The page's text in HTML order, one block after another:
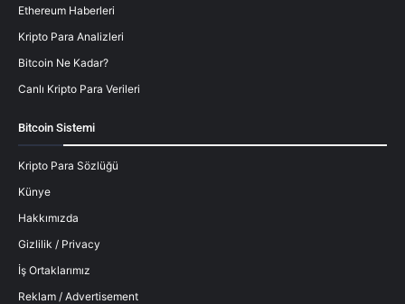
Ethereum Haberleri
Kripto Para Analizleri
Bitcoin Ne Kadar?
Canlı Kripto Para Verileri
Bitcoin Sistemi
Kripto Para Sözlüğü
Künye
Hakkımızda
Gizlilik / Privacy
İş Ortaklarımız
Reklam / Advertisement